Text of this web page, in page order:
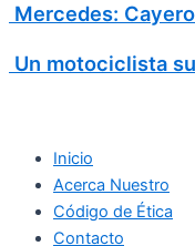
Mercedes:
Un motociclista
Inicio
Acerca Nuestro
Código de Ética
Contacto